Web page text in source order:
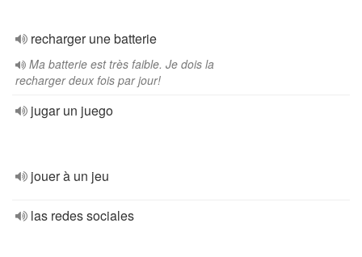
recharger une batterie
Ma batterie est très faible. Je dois la
recharger deux fois par jour!
jugar un juego
jouer à un jeu
las redes sociales